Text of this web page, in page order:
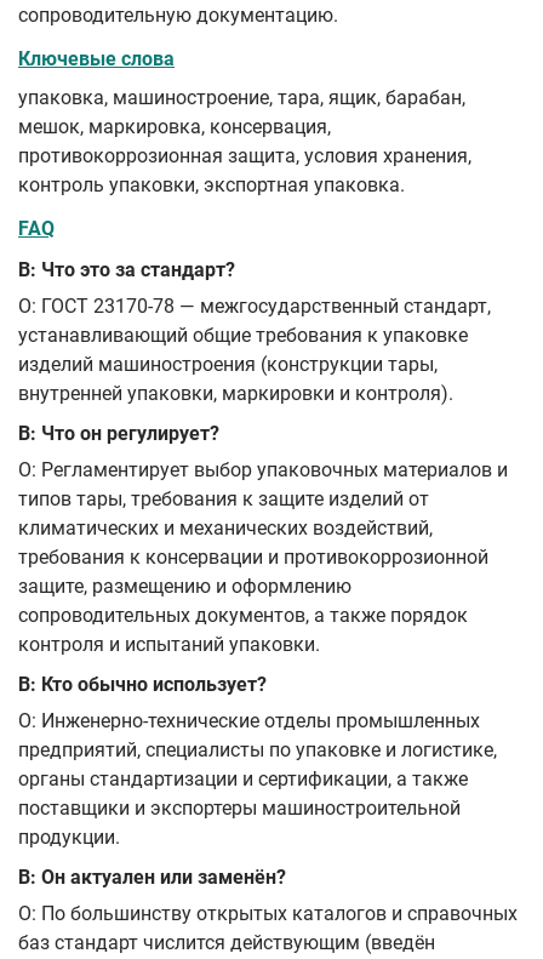
сопроводительную документацию.
Ключевые слова
упаковка, машиностроение, тара, ящик, барабан,
мешок, маркировка, консервация,
противокоррозионная защита, условия хранения,
контроль упаковки, экспортная упаковка.
FAQ
В: Что это за стандарт?
О: ГОСТ 23170-78 — межгосударственный стандарт,
устанавливающий общие требования к упаковке
изделий машиностроения (конструкции тары,
внутренней упаковки, маркировки и контроля).
В: Что он регулирует?
О: Регламентирует выбор упаковочных материалов и
типов тары, требования к защите изделий от
климатических и механических воздействий,
требования к консервации и противокоррозионной
защите, размещению и оформлению
сопроводительных документов, а также порядок
контроля и испытаний упаковки.
В: Кто обычно использует?
О: Инженерно‑технические отделы промышленных
предприятий, специалисты по упаковке и логистике,
органы стандартизации и сертификации, а также
поставщики и экспортеры машиностроительной
продукции.
В: Он актуален или заменён?
О: По большинству открытых каталогов и справочных
баз стандарт числится действующим (введён